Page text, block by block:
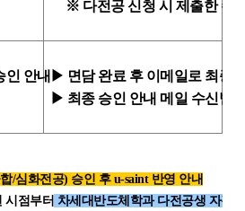
※ 다전공 신청 시 제출한 수
인 안내 ▶ 면담 완료 후 이메일로 최종
▶ 최종 승인 안내 메일 수신받
/심화전공) 승인 후 u-saint 반영 안내
시점부터 차세대반도체학과 다전공생 자격